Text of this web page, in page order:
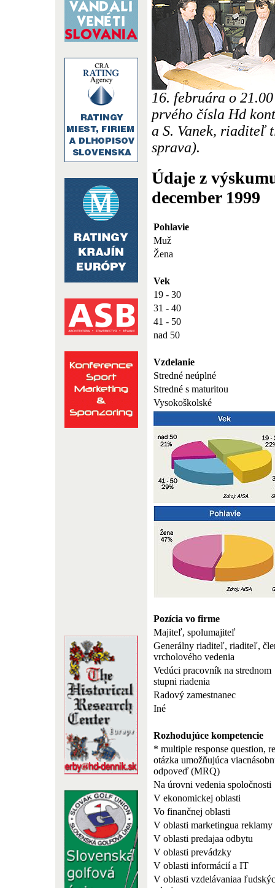
16. februára o
prvého čísla Hd
a S. Vanek, riaditeľ
sprava).
Údaje z
december 1999
Pohlavie
Muž
Žena
Vek
19 - 30
31 - 40
41 - 50
nad 50
Vzdelanie
Stredné neúplné
Stredné s maturitou
Vysokoškolské
Pozícia vo firme
Majiteľ, spolumajiteľ
Generálny riaditeľ, riaditeľ,
vrcholového vedenia
Vedúci pracovník na strednom
stupni riadenia
Radový zamestnanec
Iné
Rozhodujúce kompetencie
* multiple response question,
otázka umožňujúca
odpoveď (MRQ)
Na úrovni vedenia spoločnosti
V ekonomickej oblasti
Vo finančnej oblasti
V oblasti marketingua reklamy
V oblasti predajaa odbytu
V oblasti prevádzky
V oblasti informácií a IT
V oblasti vzdelávaniaa